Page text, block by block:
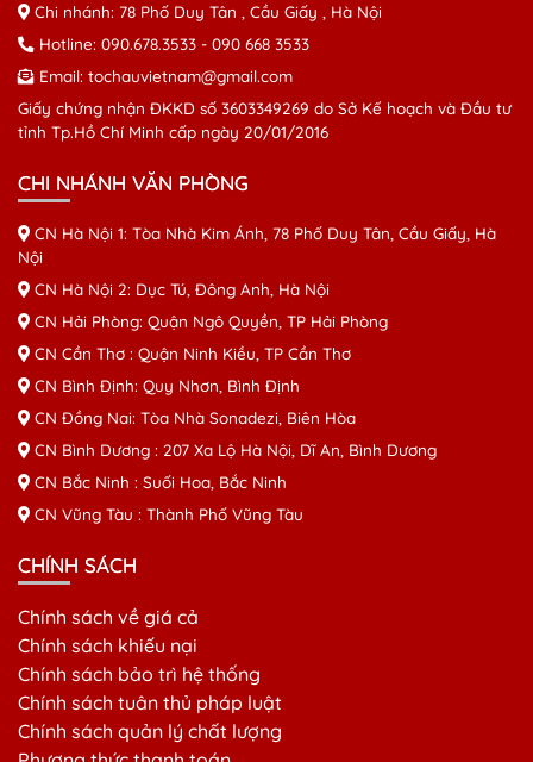
Chi nhánh: 78 Phố Duy Tân , Cầu Giấy , Hà Nội
Hotline: 090.678.3533 - 090 668 3533
Email: tochauvietnam@gmail.com
Giấy chứng nhận ĐKKD số 3603349269 do Sở Kế hoạch và Đầu tư
tỉnh Tp.Hồ Chí Minh cấp ngày 20/01/2016
CHI NHÁNH VĂN PHÒNG
CN Hà Nội 1: Tòa Nhà Kim Ánh, 78 Phố Duy Tân, Cầu Giấy, Hà
Nội
CN Hà Nội 2: Dục Tú, Đông Anh, Hà Nội
CN Hải Phòng: Quận Ngô Quyền, TP Hải Phòng
CN Cần Thơ : Quận Ninh Kiều, TP Cần Thơ
CN Bình Định: Quy Nhơn, Bình Định
CN Đồng Nai: Tòa Nhà Sonadezi, Biên Hòa
CN Bình Dương : 207 Xa Lộ Hà Nội, Dĩ An, Bình Dương
CN Bắc Ninh : Suối Hoa, Bắc Ninh
CN Vũng Tàu : Thành Phố Vũng Tàu
CHÍNH SÁCH
Chính sách về giá cả
Chính sách khiếu nại
Chính sách bảo trì hệ thống
Chính sách tuân thủ pháp luật
Chính sách quản lý chất lượng